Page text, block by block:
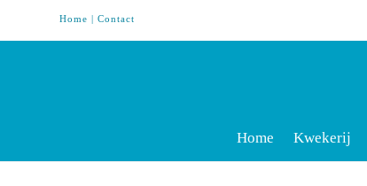
Home |Contact
Home Kwekerij